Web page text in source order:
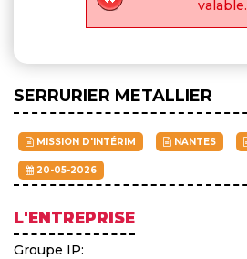
valable.
SERRURIER METALLIER
MISSION D'INTÉRIM NANTES
20-05-2026
L'ENTREPRISE
Groupe IP: